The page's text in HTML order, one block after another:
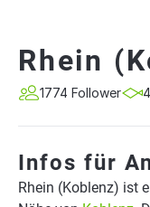
Rhein
1774 Follower
Infos für
Rhein (Koblenz) ist